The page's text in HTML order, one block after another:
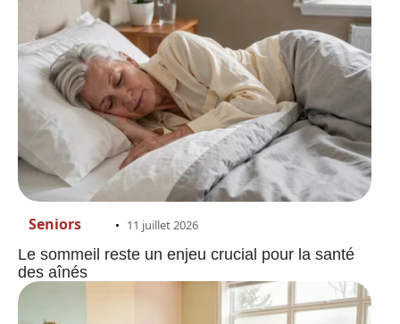
Seniors 11 juillet 2026
Le sommeil reste un enjeu crucial pour la santé
des aînés